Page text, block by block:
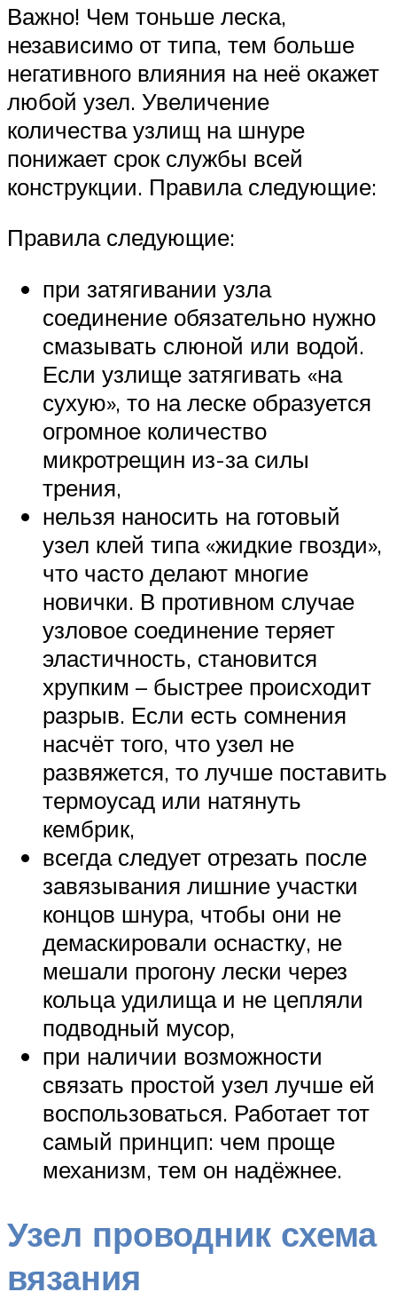
Важно! Чем тоньше леска,
независимо от типа, тем больше
негативного влияния на неё окажет
любой узел. Увеличение
количества узлищ на шнуре
понижает срок службы всей
конструкции. Правила следующие:
Правила следующие:
при затягивании узла
соединение обязательно нужно
смазывать слюной или водой.
Если узлище затягивать «на
сухую», то на леске образуется
огромное количество
микротрещин из-за силы
трения,
нельзя наносить на готовый
узел клей типа «жидкие гвозди»,
что часто делают многие
новички. В противном случае
узловое соединение теряет
эластичность, становится
хрупким – быстрее происходит
разрыв. Если есть сомнения
насчёт того, что узел не
развяжется, то лучше поставить
термоусад или натянуть
кембрик,
всегда следует отрезать после
завязывания лишние участки
концов шнура, чтобы они не
демаскировали оснастку, не
мешали прогону лески через
кольца удилища и не цепляли
подводный мусор,
при наличии возможности
связать простой узел лучше ей
воспользоваться. Работает тот
самый принцип: чем проще
механизм, тем он надёжнее.
Узел проводник схема
вязания